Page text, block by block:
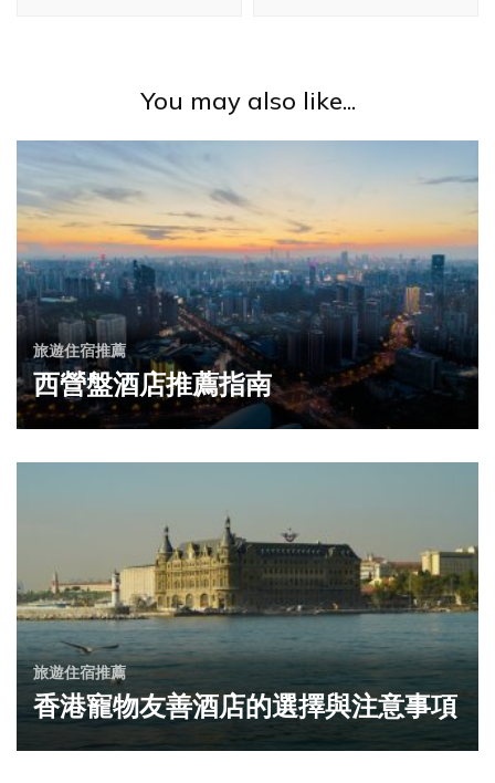
You may also like...
旅遊住宿推薦
西營盤酒店推薦指南
旅遊住宿推薦
香港寵物友善酒店的選擇與注意事項